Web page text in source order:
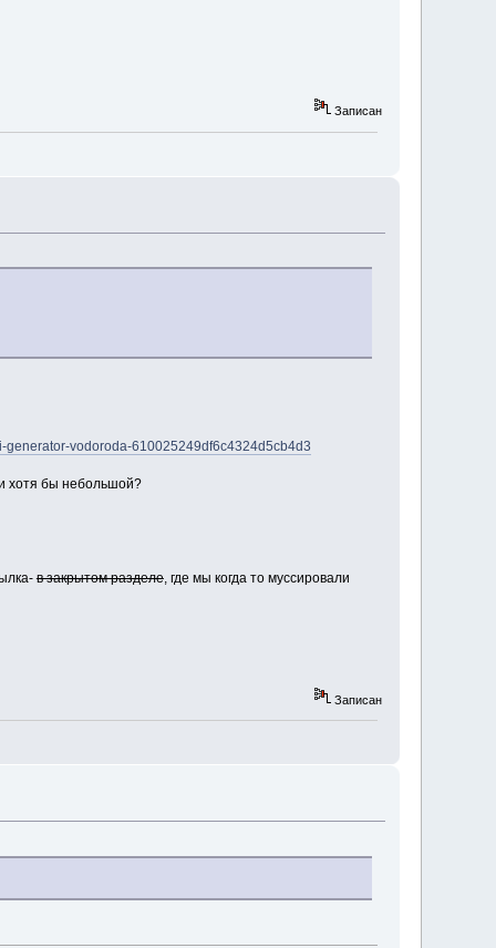
Записан
generator-vodoroda-610025249df6c4324d5cb4d3
хотя бы небольшой?
в закрытом разделе, где мы когда то муссировали
Записан